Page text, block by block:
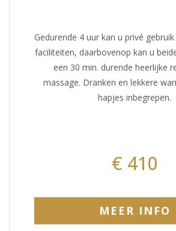
Gedurende 4 uur kan u privé
faciliteiten, daarbovenop kan u
een 30 min. durende heerlijke
massage. Dranken en lekkere
hapjes inbegrepen.
€ 410
MEER INFO